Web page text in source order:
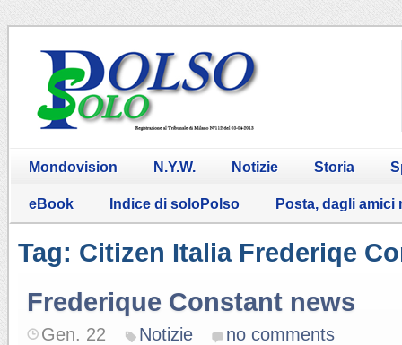
Mondovision N.Y.W. Notizie Storia
eBook Indice di soloPolso Posta, dagli amici
Tag: Citizen Italia Frederiqe
Frederique Constant news
Gen. 22 Notizie no comments